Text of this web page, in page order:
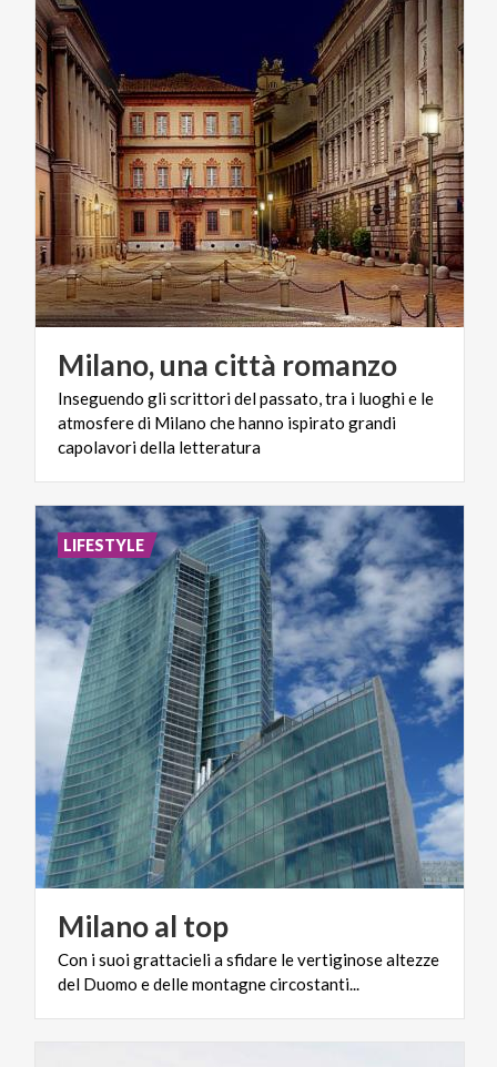
Milano,una città romanzo
Inseguendo gli scrittori del passato, tra i luoghi e le
atmosfere di Milano che hanno ispirato grandi
capolavori della letteratura
Milanoal top
Con isuoigrattacieliasfidare levertiginosealtezze
del Duomo edellemontagnecircostanti...
LIFESTYLE